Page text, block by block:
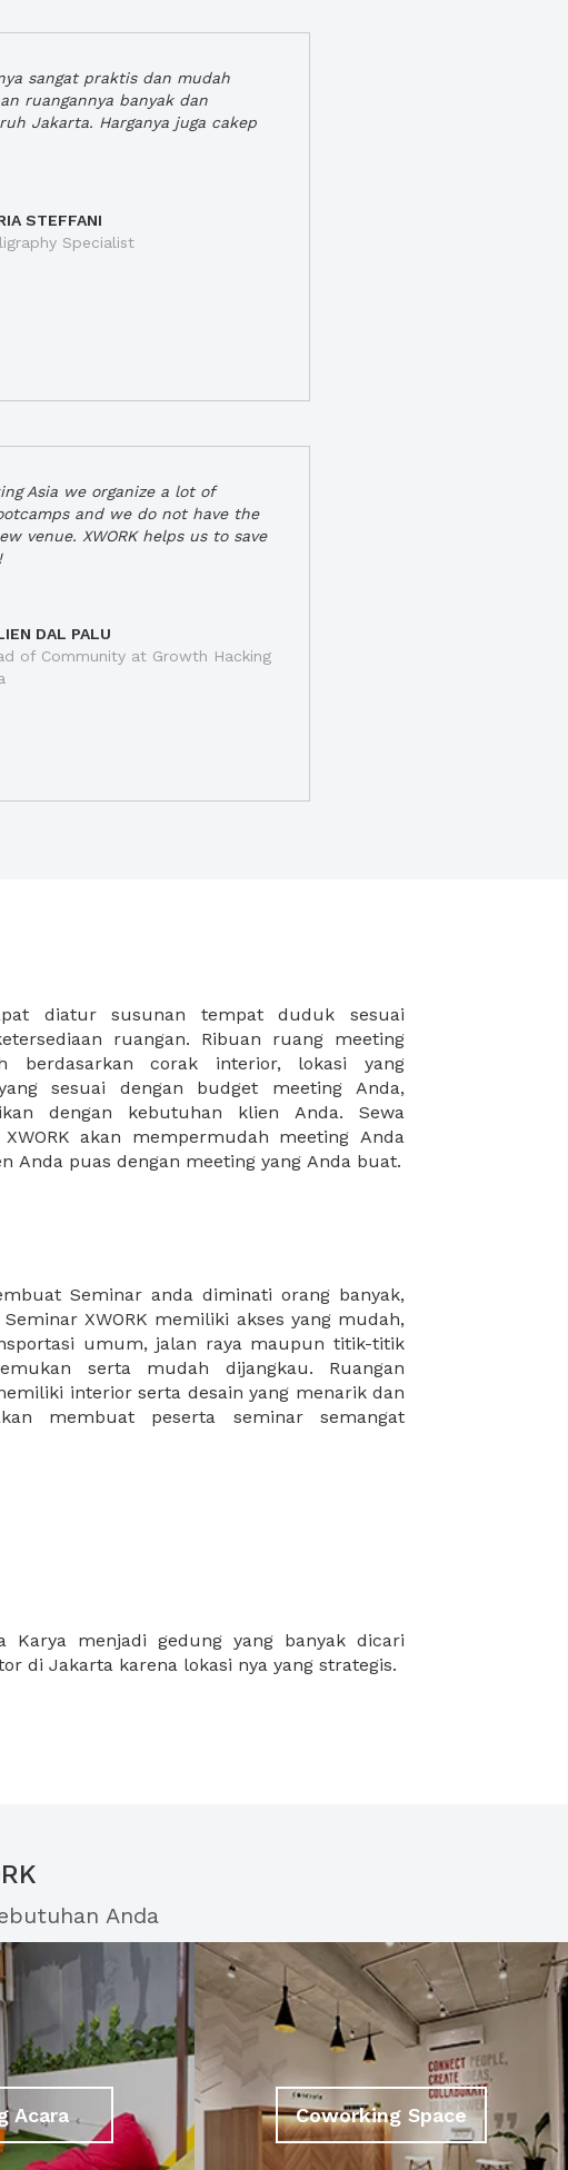
sangat praktis dan mudah
ruangannya banyak dan
Jakarta. Harganya juga cakep
STEFFANI
Specialist
Asia we organize a lot of
and we do not have the
venue. XWORK helps us to save
DAL PALU
of Community at Growth Hacking
Anda puas dengan meeting yang Anda buat.
di Jakarta karena lokasi nya yang strategis.
Anda
Acara Coworking Space